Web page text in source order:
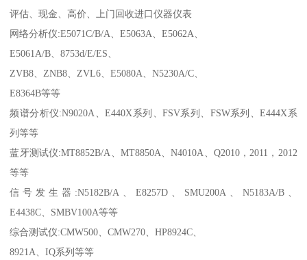
评估、现金、高价、上门回收进口仪器仪表
网络分析仪:E5071C/B/A、E5063A、E5062A、
E5061A/B、8753d/E/ES、
ZVB8、ZNB8、ZVL6、E5080A、N5230A/C、
E8364B等等
频谱分析仪:N9020A、E440X系列、FSV系列、FSW系列、E444X系
列等等
蓝牙测试仪:MT8852B/A、MT8850A、N4010A、Q2010，2011，2012
等等
信号发生器:N5182B/A、E8257D、SMU200A、N5183A/B、
E4438C、SMBV100A等等
综合测试仪:CMW500、CMW270、HP8924C、
8921A、IQ系列等等